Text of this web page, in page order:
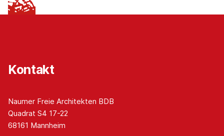
Kontakt
Naumer Freie Architekten BDB
Quadrat S4 17-22
68161 Mannheim